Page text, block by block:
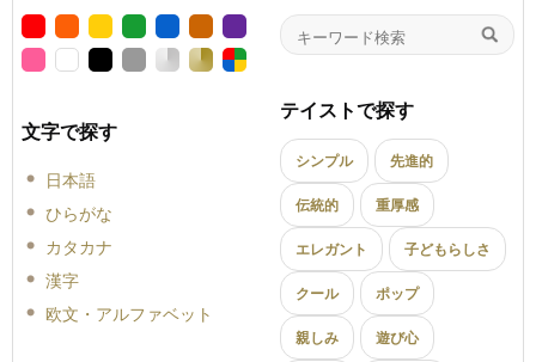
文字で探す
日本語
ひらがな
カタカナ
漢字
欧文・アルファベット
テイストで探す
シンプル 先進的
伝統的 重厚感
エレガント 子どもらしさ
クール ポップ
親しみ 遊び心